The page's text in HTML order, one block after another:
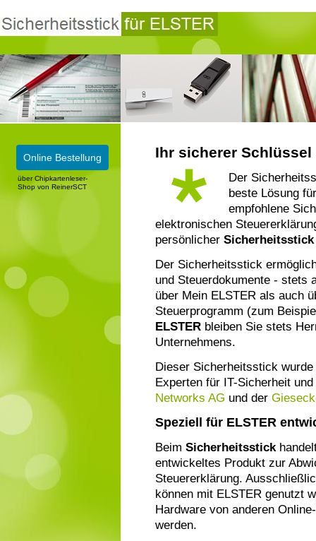
Online Bestellung
über Chipkartenleser-
Shop von ReinerSCT
Ihr sicherer Schlüssel
Der
beste Lösung
empfohlene
elektronischen
persönlicher Sicherheitsstick
Der Sicherheitsstick
und Steuerdokumente - stets
über Mein ELSTER als auch
Steuerprogramm (zum
ELSTER bleiben Sie stets
Unternehmens.
Dieser Sicherheitsstick
Experten für IT-Sicherheit
Networks AG und der
Speziell für ELSTER
Beim Sicherheitsstick
entwickeltes Produkt zur
Steuererklärung.
können mit ELSTER genutzt
Hardware von anderen
werden.